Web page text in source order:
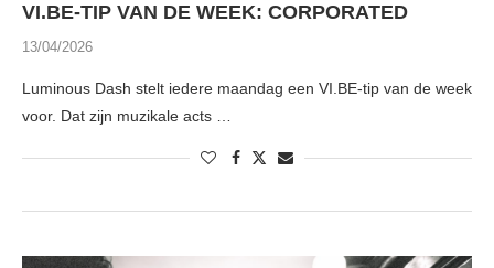
VI.BE-TIP VAN DE WEEK: CORPORATED
13/04/2026
Luminous Dash stelt iedere maandag een VI.BE-tip van de week
voor. Dat zijn muzikale acts …